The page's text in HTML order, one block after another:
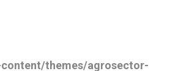
themes/agrosector-